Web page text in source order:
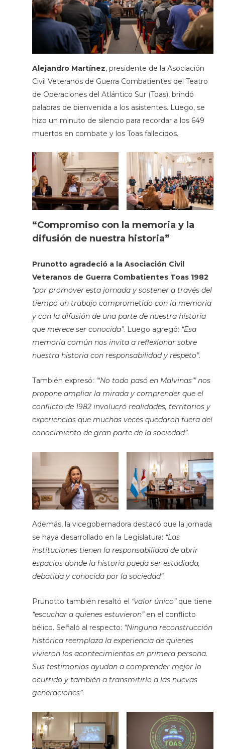
Alejandro Martínez, presidente de la Asociación
Civil Veteranos de Guerra Combatientes del Teatro
de Operaciones del Atlántico Sur (Toas), brindó
palabras de bienvenida a los asistentes. Luego, se
hizo un minuto de silencio para recordar a los 649
muertos en combate y los Toas fallecidos.
“Compromiso con la memoria y la
difusión de nuestra historia”
Prunotto agradeció a la Asociación Civil
Veteranos de Guerra Combatientes Toas 1982
“por promover esta jornada y sostener a través del
tiempo un trabajo comprometido con la memoria
y con la difusión de una parte de nuestra historia
que merece ser conocida”. Luego agregó: “Esa
memoria común nos invita a reflexionar sobre
nuestra historia con responsabilidad y respeto”.
También expresó: “‘No todo pasó en Malvinas’” nos
propone ampliar la mirada y comprender que el
conflicto de 1982 involucró realidades, territorios y
experiencias que muchas veces quedaron fuera del
conocimiento de gran parte de la sociedad”.
Además, la vicegobernadora destacó que la jornada
se haya desarrollado en la Legislatura: “Las
instituciones tienen la responsabilidad de abrir
espacios donde la historia pueda ser estudiada,
debatida y conocida por la sociedad”.
Prunotto también resaltó el “valor único”que tiene
“escuchar a quienes estuvieron”en el conflicto
bélico. Señaló al respecto: “Ninguna reconstrucción
histórica reemplaza la experiencia de quienes
vivieron los acontecimientos en primera persona.
Sus testimonios ayudan a comprender mejor lo
ocurrido y también a transmitirlo a las nuevas
generaciones”.